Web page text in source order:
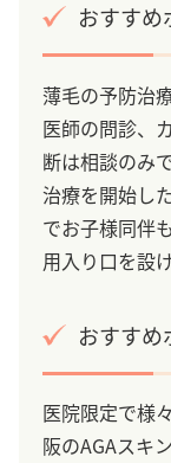
おすすめ
薄毛の予防治
医師の問診、
断は相談のみ
治療を開始し
でお子様同伴
用入り口を設
おすすめ
医院限定で様
阪のAGAスキ